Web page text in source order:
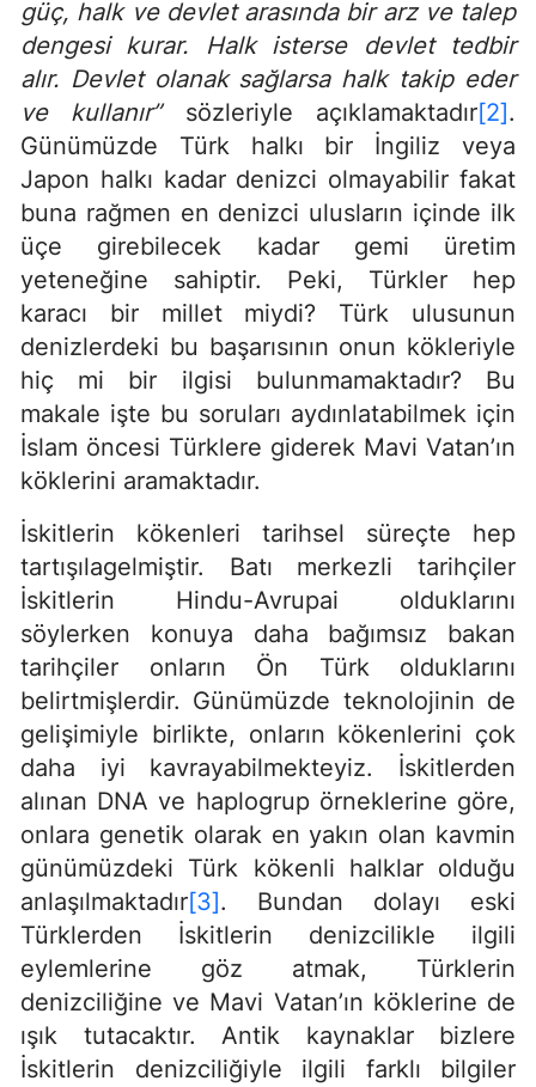
güç, halk ve devlet arasında bir arz ve talep
dengesi kurar. Halk isterse devlet tedbir
alır. Devlet olanak sağlarsa halk takip eder
ve kullanır” sözleriyle açıklamaktadır[2].
Günümüzde Türk halkı bir İngiliz veya
Japon halkı kadar denizci olmayabilir fakat
buna rağmen en denizci ulusların içinde ilk
üçe girebilecek kadar gemi üretim
yeteneğine sahiptir. Peki, Türkler hep
karacı bir millet miydi? Türk ulusunun
denizlerdeki bu başarısının onun kökleriyle
hiç mi bir ilgisi bulunmamaktadır? Bu
makale işte bu soruları aydınlatabilmek için
İslam öncesi Türklere giderek Mavi Vatan’ın
köklerini aramaktadır.
İskitlerin kökenleri tarihsel süreçte hep
tartışılagelmiştir. Batı merkezli tarihçiler
İskitlerin Hindu-Avrupai olduklarını
söylerken konuya daha bağımsız bakan
tarihçiler onların Ön Türk olduklarını
belirtmişlerdir. Günümüzde teknolojinin de
gelişimiyle birlikte, onların kökenlerini çok
daha iyi kavrayabilmekteyiz. İskitlerden
alınan DNA ve haplogrup örneklerine göre,
onlara genetik olarak en yakın olan kavmin
günümüzdeki Türk kökenli halklar olduğu
anlaşılmaktadır[3]. Bundan dolayı eski
Türklerden İskitlerin denizcilikle ilgili
eylemlerine göz atmak, Türklerin
denizciliğine ve Mavi Vatan’ın köklerine de
ışık tutacaktır. Antik kaynaklar bizlere
İskitlerin denizciliğiyle ilgili farklı bilgiler